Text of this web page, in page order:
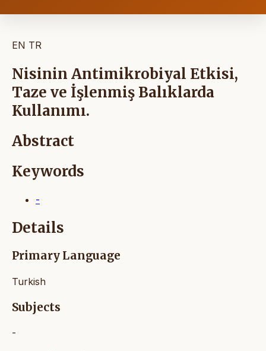
EN TR
Nisinin Antimikrobiyal Etkisi,
Taze ve İşlenmiş Balıklarda
Kullanımı.
Abstract
Keywords
-
Details
Primary Language
Turkish
Subjects
-